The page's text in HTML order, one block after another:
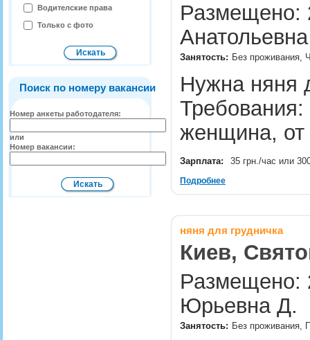
Водителские права
Только с фото
Поиск по номеру вакансии
Номер анкеты работодателя:
или
Номер вакансии:
Размещено:
Занятость: Без проживания,
Нужна няня
женщина,
Зарплата: 35 грн./час или
Подробнее
няня для грудничка
Киев,
Размещено:
Юрьевна Д.
Занятость: Без проживания,